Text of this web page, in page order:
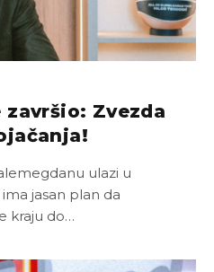
Zvezda
ulazi u
jasan plan da
kraju do…